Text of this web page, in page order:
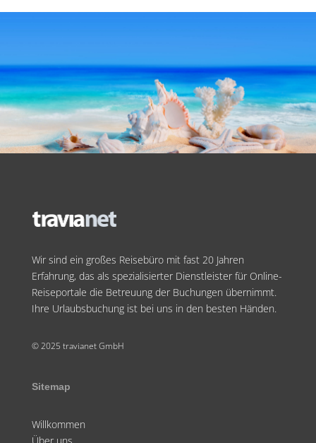
Wir sind ein großes Reisebüro mit fast 20 Jahren
Erfahrung, das als spezialisierter Dienstleister für Online-
Reiseportale die Betreuung der Buchungen übernimmt.
Ihre Urlaubsbuchung ist bei uns in den besten Händen.
© 2025 travianet GmbH
Sitemap
Willkommen